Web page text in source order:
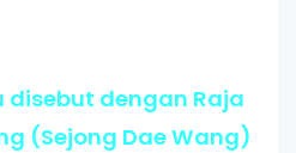
disebut dengan Raja
(Sejong Dae Wang)